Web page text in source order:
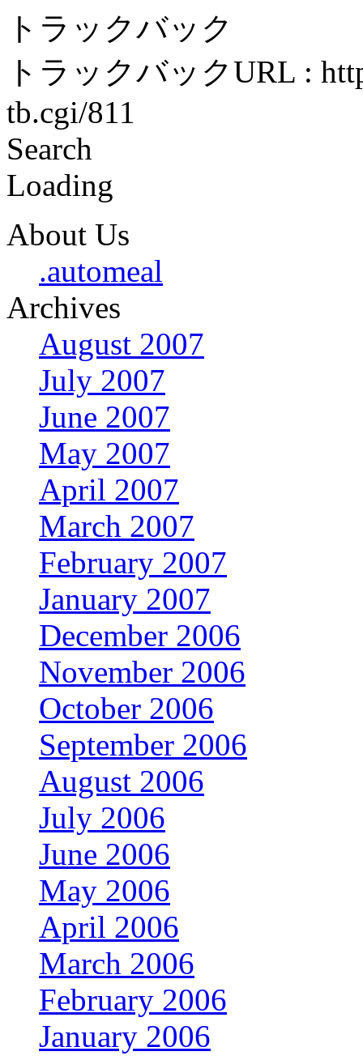
トラックバック
トラックバックURL :
tb.cgi/811
Search
Loading
About Us
.automeal
Archives
August 2007
July 2007
June 2007
May 2007
April 2007
March 2007
February 2007
January 2007
December 2006
November 2006
October 2006
September 2006
August 2006
July 2006
June 2006
May 2006
April 2006
March 2006
February 2006
January 2006